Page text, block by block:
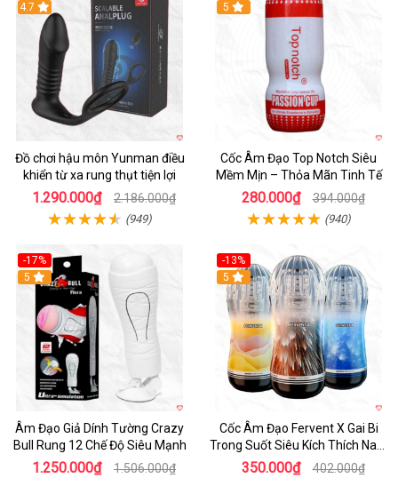
Hot
4.7
Đồ chơi hậu môn Yunman điều
khiển từ xa rung thụt tiện lợi
1.290.000₫ 2.186.000₫
(949)
5
Cốc Âm Đạo Top Notch Siêu
Mềm Mịn – Thỏa Mãn Tinh Tế
280.000₫ 394.000₫
(940)
-17%
5
Âm Đạo Giả Dính Tường Crazy
Bull Rung 12 Chế Độ Siêu Mạnh
1.250.000₫ 1.506.000₫
-13%
Hot
5
Cốc Âm Đạo Fervent X Gai Bi
Trong Suốt Siêu Kích Thích Nam
Giới
350.000₫ 402.000₫